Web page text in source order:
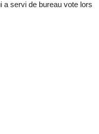
a servi de bureau vote lors